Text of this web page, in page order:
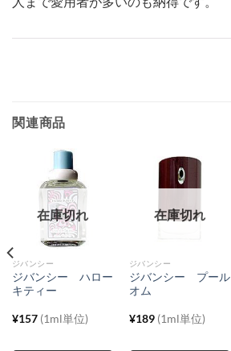
関連商品
在庫切れ
ジバンシー
ジバンシー ハロー
キティー
¥157 (1ml単位)
在庫切れ
ジバンシー
ジバンシー プール
オム
¥189 (1ml単位)